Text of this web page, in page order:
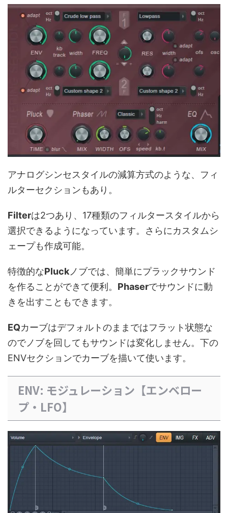
アナログシンセスタイルの減算方式のような、フィ
ルターセクションもあり。
Filterは2つあり、17種類のフィルタースタイルから
選択できるようになっています。さらにカスタムシ
ェープも作成可能。
特徴的なPluck ノブでは、簡単にプラックサウンド
を作ることができて便利。 Phaserでサウンドに動
きを出すこともできます。
EQカーブはデフォルトのままではフラット状態な
のでノブを回してもサウンドは変化しません。下の
ENVセクションでカーブを描いて使います。
ENV: モジュレーション【エンベロー
プ・LFO】